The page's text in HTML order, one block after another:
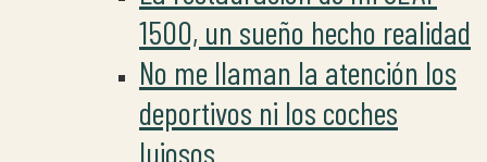
1500, un sueño hecho realidad
No me llaman la atención los
deportivos ni los coches
lujosos